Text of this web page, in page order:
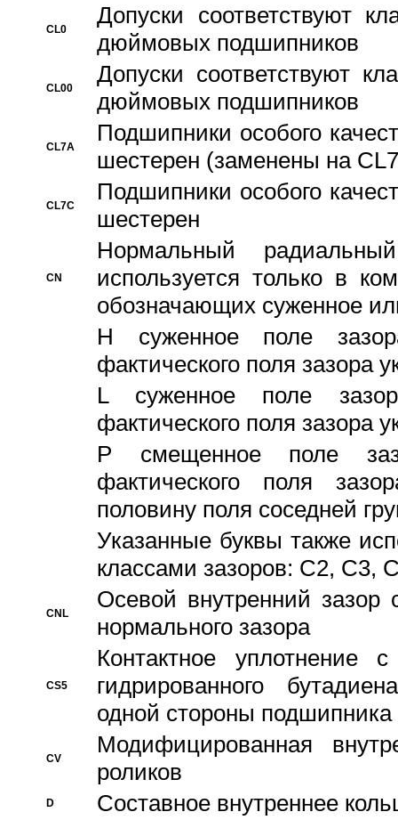
CL0
Допуски соответствуют
дюймовых подшипников
CL00
Допуски соответствуют
дюймовых подшипников
CL7A
Подшипники особого
шестерен (заменены на
CL7C
Подшипники особого
шестерен
CN
Hормальный
используется только в
обозначающих суженное
H суженное поле
фактического поля зазора
L суженное поле
фактического поля зазора
P смещенное поле
фактического поля
половину поля соседней
Указанные буквы также
классами зазоров: С2,
CNL
Осевой внутренний зазор
нормального зазора
CS5
Контактное уплотнение
гидрированного
одной стороны подшипника
CV
Модифицированная
роликов
D Составное внутреннее